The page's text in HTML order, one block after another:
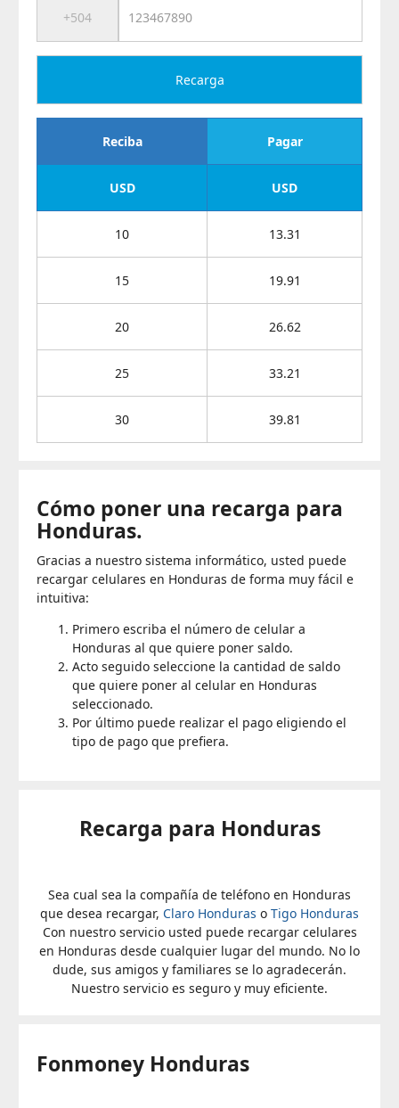
Recarga
Reciba Pagar
USD USD
10 13.31
15 19.91
20 26.62
25 33.21
30 39.81
Cómo poner una recarga para
Honduras.
Gracias a nuestro sistema informático, usted puede
recargar celulares en Honduras de forma muy fácil e
intuitiva:
Primero escriba el número de celular a
Honduras al que quiere poner saldo.
Acto seguido seleccione la cantidad de saldo
que quiere poner al celular en Honduras
seleccionado.
Por último puede realizar el pago eligiendo el
tipo de pago que prefiera.
Recarga para Honduras
Sea cual sea la compañía de teléfono en Honduras
que desea recargar, Claro Honduras o Tigo Honduras
Con nuestro servicio usted puede recargar celulares
en Honduras desde cualquier lugar del mundo. No lo
dude, sus amigos y familiares se lo agradecerán.
Nuestro servicio es seguro y muy eficiente.
Fonmoney Honduras